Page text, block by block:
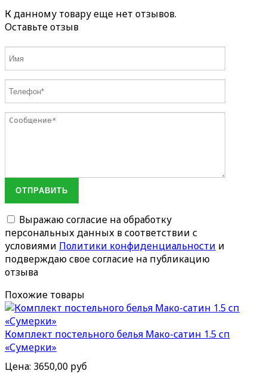
К данному товару еще нет отзывов.
Оставьте отзыв
ОТПРАВИТЬ
Выражаю согласие на обработку
персональных данных в соответствии с
условиями Политики конфиденциальности и
подверждаю свое согласие на публикацию
отзыва
Похожие товары
Комплект постельного белья Мако-сатин 1.5 сп
«Сумерки»
Цена: 3650,00 руб